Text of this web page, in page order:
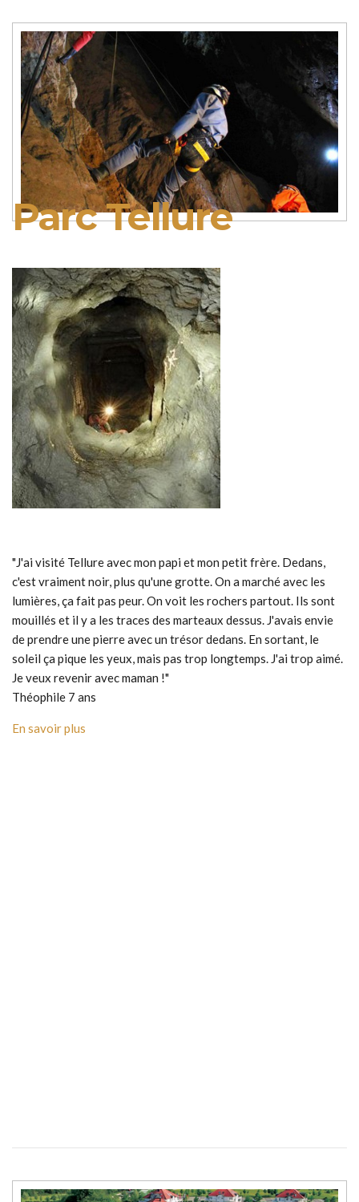
Parc Tellure
"J'ai visité Tellure avec mon papi et mon petit frère. Dedans,
c'est vraiment noir, plus qu'une grotte. On a marché avec les
lumières, ça fait pas peur. On voit les rochers partout. Ils sont
mouillés et il y a les traces des marteaux dessus. J'avais envie
de prendre une pierre avec un trésor dedans. En sortant, le
soleil ça pique les yeux, mais pas trop longtemps. J'ai trop aimé.
Je veux revenir avec maman !"
Théophile 7 ans
En savoir plus